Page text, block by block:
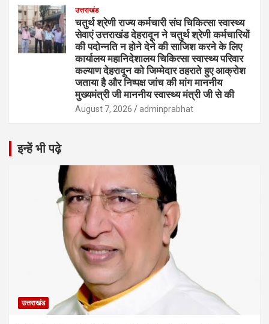
उत्तराखंड
चतुर्थ श्रेणी राज्य कर्मचारी संघ चिकित्सा स्वास्थ्य
सेवाएं उत्तराखंड देहरादून ने चतुर्थ श्रेणी कर्मचारियों
की पदोन्नति न होने देने की साजिश करने के लिए
कार्यालय महानिदेशालय चिकित्सा स्वास्थ्य परिवार
कल्याण देहरादून को जिम्मेदार ठहराते हुए आक्रोश
जताया है और निष्पक्ष जांच की मांग माननीय
मुख्यमंत्री जी माननीय स्वास्थ्य मंत्री जी से की
August 7, 2026 adminprabhat
इन्हें भी पढ़े
उत्तराखंड